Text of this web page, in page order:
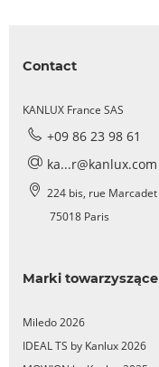
Contact
KANLUX France SAS
+09 86 23 98 61
ka...r@kanlux.com
224 bis, rue Marcadet
75018 Paris
Marki towarzyszące
Miledo 2026
IDEAL TS by Kanlux 2026